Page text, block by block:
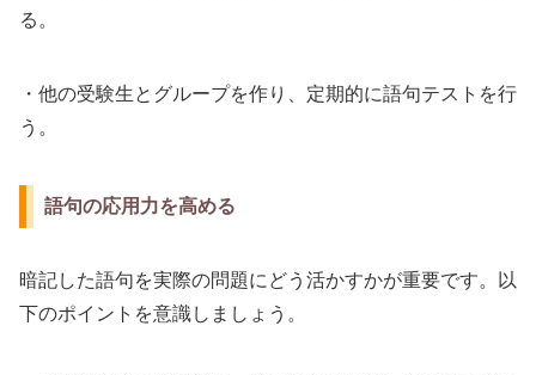
る。
・他の受験生とグループを作り、定期的に語句テストを行
う。
語句の応用力を高める
暗記した語句を実際の問題にどう活かすかが重要です。以
下のポイントを意識しましょう。